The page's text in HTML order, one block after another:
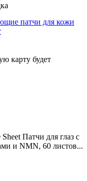
патчи для кожи
карту будет
Патчи для глаз с
и NMN, 60 листов...